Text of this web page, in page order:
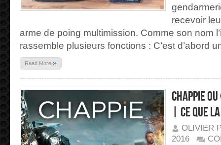
recevoir
arme de poing multimission. Comme son nom
rassemble plusieurs fonctions : C’est d’abord
Read More »
CHAPPIE
| Ce que
OLIVIER
2016